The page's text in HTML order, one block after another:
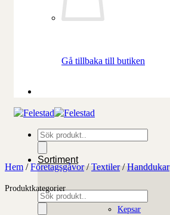
Gå tillbaka till butiken
Produktsökning
Sortiment
Produktsökning
Hem / Företagsgåvor / Textiler / Handdukar
Produktkategorier
Kepsar